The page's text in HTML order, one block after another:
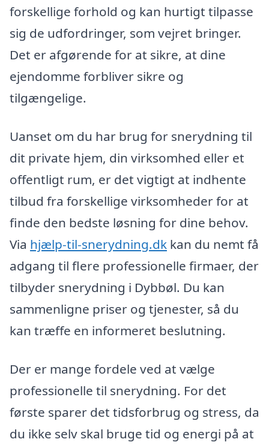
forskellige forhold og kan hurtigt tilpasse
sig de udfordringer, som vejret bringer.
Det er afgørende for at sikre, at dine
ejendomme forbliver sikre og
tilgængelige.
Uanset om du har brug for snerydning til
dit private hjem, din virksomhed eller et
offentligt rum, er det vigtigt at indhente
tilbud fra forskellige virksomheder for at
finde den bedste løsning for dine behov.
Via hjælp-til-snerydning.dk kan du nemt få
adgang til flere professionelle firmaer, der
tilbyder snerydning i Dybbøl. Du kan
sammenligne priser og tjenester, så du
kan træffe en informeret beslutning.
Der er mange fordele ved at vælge
professionelle til snerydning. For det
første sparer det tidsforbrug og stress, da
du ikke selv skal bruge tid og energi på at